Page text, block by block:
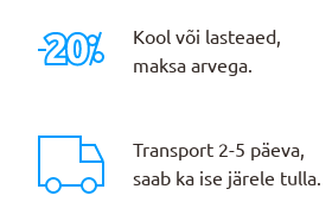
Kool või lasteaed,
maksa arvega.
Transport 2-5 päeva,
saab ka ise järele tulla.